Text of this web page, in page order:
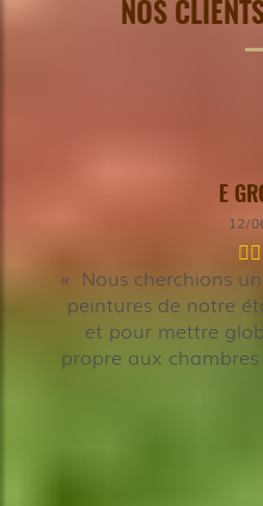
NOS
E
12/
Nous cherchions
peintures de notre
et pour mettre
propre aux